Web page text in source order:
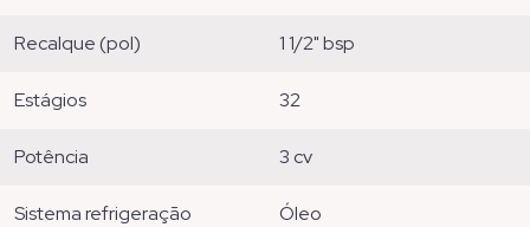
recalque (pol) 1 1/2" bsp
estágios 32
potência 3 cv
sistema refrigeração óleo